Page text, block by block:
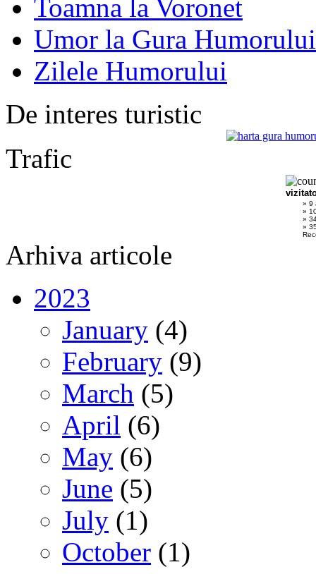
Toamna la Voronet
Umor la Gura Humorului
Zilele Humorului
De interes turistic
Trafic
» 9
»
»
»
Arhiva articole
2023
January (4)
February (9)
March (5)
April (6)
May (6)
June (5)
July (1)
October (1)